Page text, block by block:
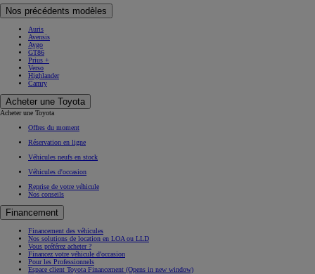
Nos précédents modèles
Auris
Avensis
Aygo
GT86
Prius +
Verso
Highlander
Camry
Acheter une Toyota
Acheter une Toyota
Offres du moment
Réservation en ligne
Véhicules neufs en stock
Véhicules d'occasion
Reprise de votre véhicule
Nos conseils
Financement
Financement des véhicules
Nos solutions de location en LOA ou LLD
Vous préférez acheter ?
Financez votre véhicule d'occasion
Pour les Professionnels
Espace client Toyota Financement (Opens in new window)